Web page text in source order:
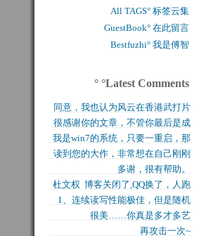
All TAGS° 标签云集
GuestBook° 在此留言
Bestfuzhi° 我是傅智
° °Latest Comments
同意，我也认为风云在香港武打片
历史上是绝无仅有的，...
很感谢你的文章，不管你最后是成
功还是失败，能让后来...
我是win7的系统，只要一重启，那
块MFT盘就无法...
读到您的大作，非常想在自己刚刚
买的固态硬盘上试试，...
多谢，很有帮助。
杜文权 博客关闭了,QQ换了，人跑
了 新的QQ...
1、连续读写性能极佳，但是随机
写入性能极差（这对于...
很美……你真是多才多艺
再攻击一次~